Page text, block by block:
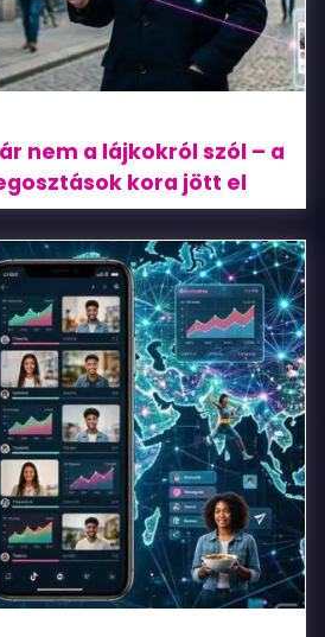
nem a lájkokról szól – a
kora jött el